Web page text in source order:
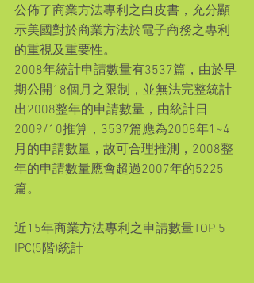
公佈了商業方法專利之白皮書，充分顯
示美國對於商業方法於電子商務之專利
的重視及重要性。
2008年統計申請數量有3537篇，由於早
期公開18個月之限制，並無法完整統計
出2008整年的申請數量，由統計日
2009/10推算，3537篇應為2008年1~4
月的申請數量，故可合理推測，2008整
年的申請數量應會超過2007年的5225
篇。
近15年商業方法專利之申請數量TOP 5
IPC(5階)統計